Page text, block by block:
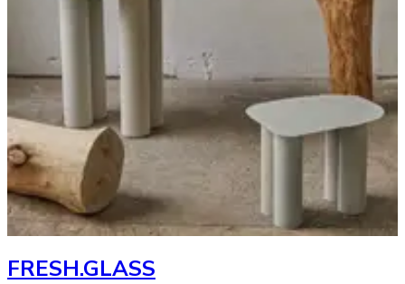
FRESH.GLASS